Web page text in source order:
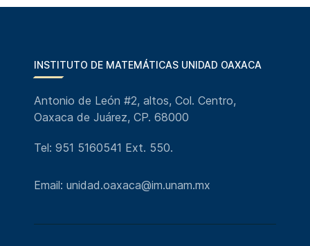
INSTITUTO DE MATEMÁTICAS UNIDAD OAXACA
Antonio de León #2, altos, Col. Centro,
Oaxaca de Juárez, CP. 68000
Tel: 951 5160541 Ext. 550.
Email: unidad.oaxaca@im.unam.mx